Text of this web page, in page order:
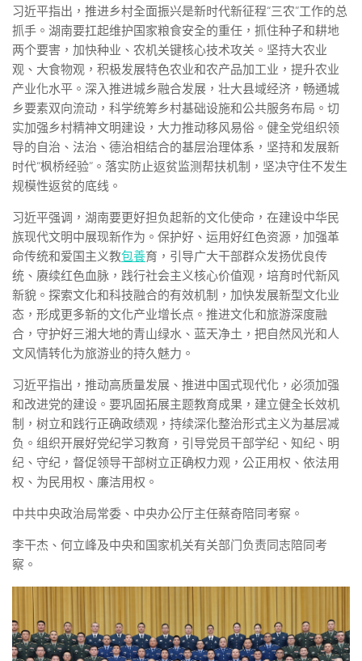
习近平指出，推进乡村全面振兴是新时代新征程“三农”工作的总
抓手。湖南要扛起维护国家粮食安全的重任，抓住种子和耕地
两个要害，加快种业、农机关键核心技术攻关。坚持大农业
观、大食物观，积极发展特色农业和农产品加工业，提升农业
产业化水平。深入推进城乡融合发展，壮大县域经济，畅通城
乡要素双向流动，科学统筹乡村基础设施和公共服务布局。切
实加强乡村精神文明建设，大力推动移风易俗。健全党组织领
导的自治、法治、德治相结合的基层治理体系，坚持和发展新
时代“枫桥经验”。落实防止返贫监测帮扶机制，坚决守住不发生
规模性返贫的底线。
习近平强调，湖南要更好担负起新的文化使命，在建设中华民
族现代文明中展现新作为。保护好、运用好红色资源，加强革
命传统和爱国主义教包養育，引导广大干部群众发扬优良传
统、赓续红色血脉，践行社会主义核心价值观，培育时代新风
新貌。探索文化和科技融合的有效机制，加快发展新型文化业
态，形成更多新的文化产业增长点。推进文化和旅游深度融
合，守护好三湘大地的青山绿水、蓝天净土，把自然风光和人
文风情转化为旅游业的持久魅力。
习近平指出，推动高质量发展、推进中国式现代化，必须加强
和改进党的建设。要巩固拓展主题教育成果，建立健全长效机
制，树立和践行正确政绩观，持续深化整治形式主义为基层减
负。组织开展好党纪学习教育，引导党员干部学纪、知纪、明
纪、守纪，督促领导干部树立正确权力观，公正用权、依法用
权、为民用权、廉洁用权。
中共中央政治局常委、中央办公厅主任蔡奇陪同考察。
李干杰、何立峰及中央和国家机关有关部门负责同志陪同考
察。